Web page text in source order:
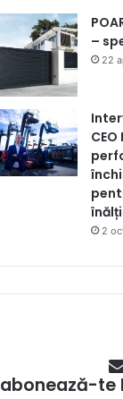
–
22
2
abonează-te